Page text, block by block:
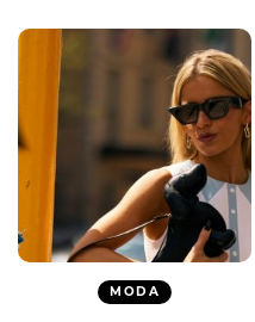
MODA